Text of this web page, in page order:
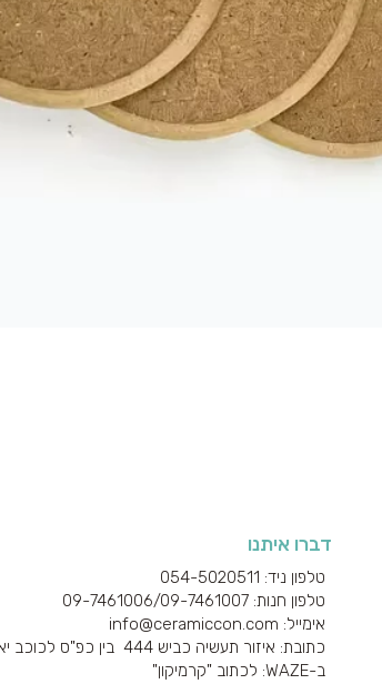
דברו איתנו
טלפון ניד: 054-5020511
טלפון חנות: 09-7461006/09-7461007
אימייל: info@ceramiccon.com
כתובת: איזור תעשיה כביש 444 בין כפ"ס לכוכב יאיר
ב-WAZE: לכתוב "קרמיקון"